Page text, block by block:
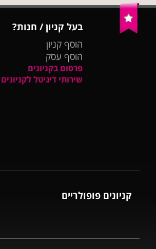
בעל קניון / חנות?
הוסף קניון
הוסף עסק
פרסום בקניונים
שירותי דיגיטל לקניונים
קניונים פופולריים